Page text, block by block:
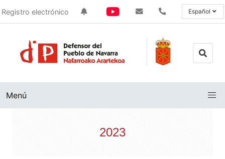
Registro electrónico Español
Menú
2023